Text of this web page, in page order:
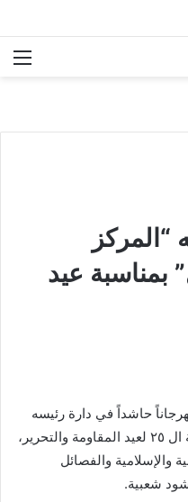
بمناسبة عيد
حاشداً في دارة رئيسه
كمال الخير، لمناسبة الذكرى السنوية ال ٢٥ لعيد المقاومة والتحرير،
والإسلامية والفصائل
شعبية.